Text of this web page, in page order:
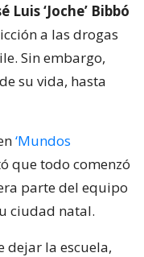
Luis ‘Joche’ Bibbó
a las drogas
Sin embargo,
su vida, hasta
‘Mundos
que todo comenzó
parte del equipo
ciudad natal.
dejar la escuela,